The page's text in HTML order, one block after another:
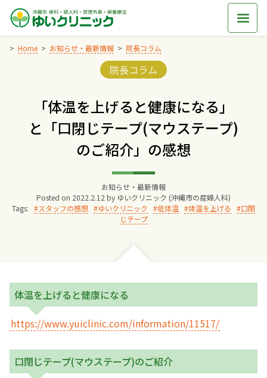
Skip
content
Home お知らせ・最新情報 院長コラム
Categories:
院長コラム
「体温を上げると健康になる」
と「口閉じテープ(マウステープ)
のご紹介」の感想
お知らせ・最新情報
Posted on 2022.2.12 by ゆいクリニック (沖縄市の産婦人科)
Tags:
スタッフの感想 ゆいクリニック 低体温 体温を上げる
口閉
じテープ
体温を上げると健康になる
https://www.yuiclinic.com/information/11517/
口閉じテープ(マウステープ)のご紹介
交通アクセス
院長からのごあいさつ
ゆいクリニックの経営理念
診療料金
妊婦健診
お産について
親と子の結びつき支援
母乳育児